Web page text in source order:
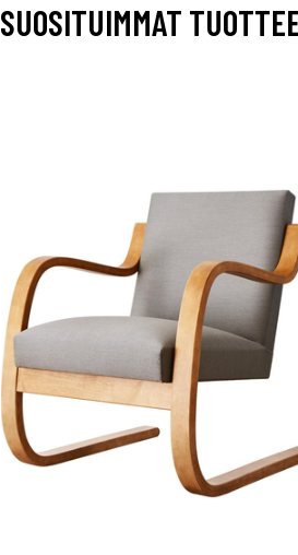
SUOSITUIMMAT